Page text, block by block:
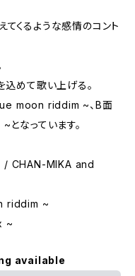
くるような感情のコント
込めて歌い上げる。
moon riddim ~、B面
なっています。
/ CHAN-MIKA and
riddim ~
~
available